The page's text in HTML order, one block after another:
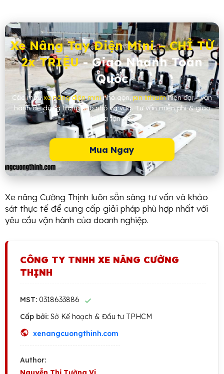
Xe Nâng Tay Điện Mini – CHỈ TỪ
2x TRIỆU- Giao Nhanh Toàn
Quốc
Các mẫuxe nâng điện mini nhỏ gọn,pin lithiumhiện đại – vận
hành dễ dàng trong kho nhỏ và vừa. Tư vấn miễn phí & giao
hàng tận nơi.
Mua Ngay
Xe nâng Cường Thịnh luôn sẵn sàng tư vấn và khảo
sát thực tế để cung cấp giải pháp phù hợp nhất với
yêu cầu vận hành của doanh nghiệp.
CÔNG TY TNHH XE NÂNG CƯỜNG
THỊNH
MST: 0318633886
Cấp bởi: Sở Kế hoạch & Đầu tư TPHCM
xenangcuongthinh.com
Author: